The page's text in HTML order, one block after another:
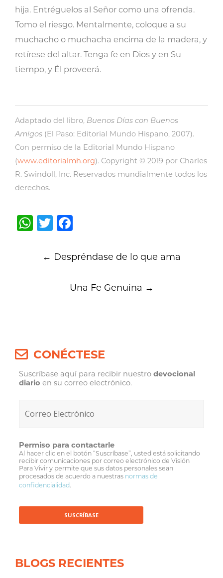
hija. Entréguelos al Señor como una ofrenda.
Tomo el riesgo. Mentalmente, coloque a su
muchacho o muchacha encima de la madera, y
retírese del altar. Tenga fe en Dios y en Su
tiempo, y Él proveerá.
Adaptado del libro, Buenos Días con Buenos
Amigos (El Paso: Editorial Mundo Hispano, 2007).
Con permiso de la Editorial Mundo Hispano
(www.editorialmh.org). Copyright © 2019 por Charles
R. Swindoll, Inc. Reservados mundialmente todos los
derechos.
WhatsApp
Twitter
navigation
← Despréndase de lo que ama
Una Fe Genuina →
CONÉCTESE
Suscríbase aquí para recibir nuestrodevocional
diario en su correo electrónico.
Permiso para contactarle
Al hacer clic en el botón “Suscríbase”, usted está solicitando
recibir comunicaciones por correo electrónico de Visión
Para Vivir y permite que sus datos personales sean
procesados de acuerdo a nuestras normas de
confidencialidad.
BLOGS RECIENTES